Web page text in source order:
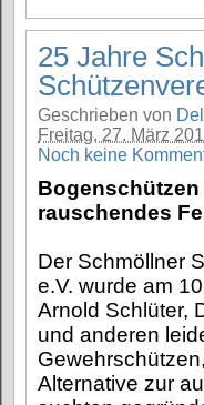
25 Jahre
Geschrieben von
Freitag, 27. März
Noch keine
Bogenschützen
rauschendes
Der Schmöllner
e.V. wurde am
Arnold Schlüter,
und anderen
Alternative zur